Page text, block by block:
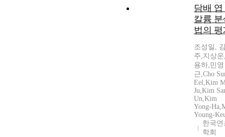
담배 엽
칼륨 분
법의 평
조성일,
주,지상
용하,민영
근,Cho
Eel,Kim
Ju,Kim
Un,Kim
Yong-
Young-
한국연
학회